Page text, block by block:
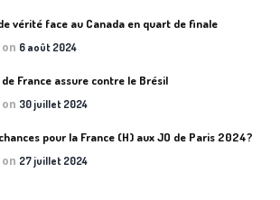
de vérité face au Canada en quart de finale
6 août 2024
de France assure contre le Brésil
30 juillet 2024
pour la France (H) aux JO de Paris 2024?
27 juillet 2024